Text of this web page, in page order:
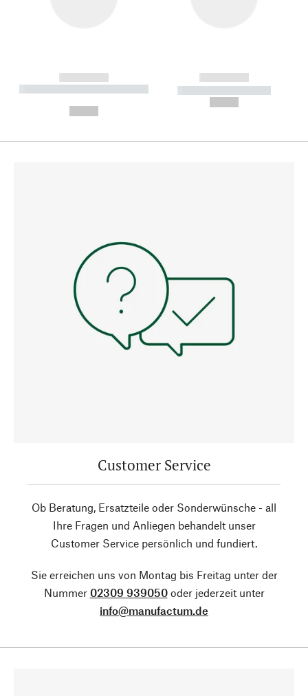
------------
----------- ----------- --------
------------
----------- -----------
Customer Service
Ob Beratung, Ersatzteile oder Sonderwünsche - all
Ihre Fragen und Anliegen behandelt unser
Customer Service persönlich und fundiert.
Sie erreichen uns von Montag bis Freitag unter der
Nummer 02309 939050oder jederzeit unter
info@manufactum.de